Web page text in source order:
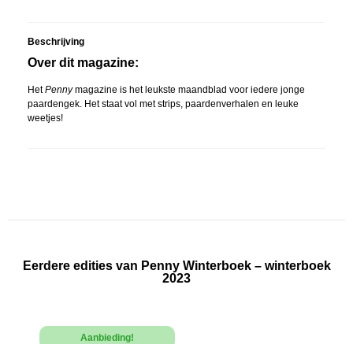
Beschrijving
Over dit magazine:
HetPennymagazine is het leukste maandblad voor iedere jonge
paardengek. Het staat vol met strips, paardenverhalen en leuke
weetjes!
Eerdere edities van Penny Winterboek – winterboek
2023
Aanbieding!